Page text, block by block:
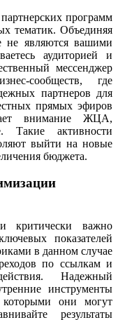
программ
тематик. Объединяя
не являются вашими
аудиторией и
мессенджер
сообществ, где
партнеров для
прямых эфиров
внимание ЖЦА,
Такие активности
выйти на новые
бюджета.
критически важно
показателей
в данном случае
по ссылкам и
Надежный
инструменты
которыми они могут
результаты